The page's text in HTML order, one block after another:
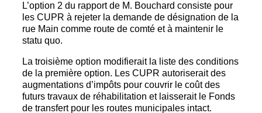
L’option 2 du rapport de M. Bouchard consiste pour
les CUPR à rejeter la demande de désignation de la
rue Main comme route de comté et à maintenir le
statu quo.
La troisième option modifierait la liste des conditions
de la première option. Les CUPR autoriserait des
augmentations d’impôts pour couvrir le coût des
futurs travaux de réhabilitation et laisserait le Fonds
de transfert pour les routes municipales intact.